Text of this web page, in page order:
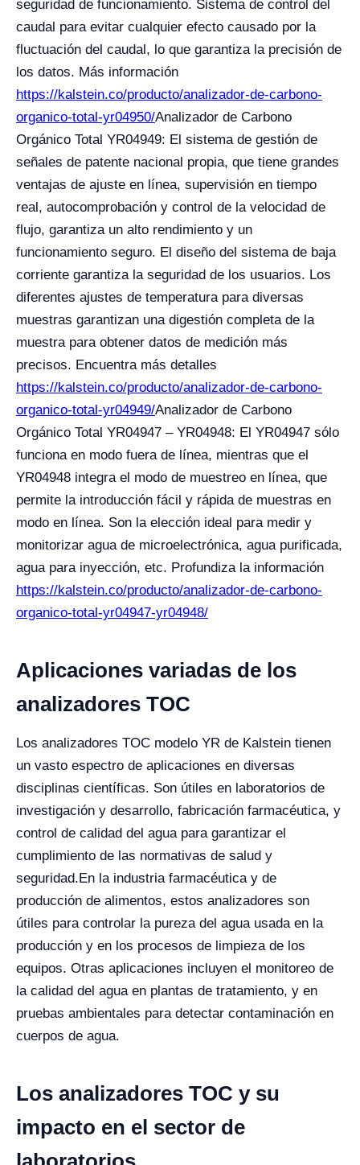
seguridad de funcionamiento. Sistema de control del
caudal para evitar cualquier efecto causado por la
fluctuación del caudal, lo que garantiza la precisión de
los datos. Más información
https://kalstein.co/producto/analizador-de-carbono-
organico-total-yr04950/Analizador de Carbono
Orgánico Total YR04949: El sistema de gestión de
señales de patente nacional propia, que tiene grandes
ventajas de ajuste en línea, supervisión en tiempo
real, autocomprobación y control de la velocidad de
flujo, garantiza un alto rendimiento y un
funcionamiento seguro. El diseño del sistema de baja
corriente garantiza la seguridad de los usuarios. Los
diferentes ajustes de temperatura para diversas
muestras garantizan una digestión completa de la
muestra para obtener datos de medición más
precisos. Encuentra más detalles
https://kalstein.co/producto/analizador-de-carbono-
organico-total-yr04949/Analizador de Carbono
Orgánico Total YR04947 – YR04948: El YR04947 sólo
funciona en modo fuera de línea, mientras que el
YR04948 integra el modo de muestreo en línea, que
permite la introducción fácil y rápida de muestras en
modo en línea. Son la elección ideal para medir y
monitorizar agua de microelectrónica, agua purificada,
agua para inyección, etc. Profundiza la información
https://kalstein.co/producto/analizador-de-carbono-
organico-total-yr04947-yr04948/
Aplicaciones variadas de los
analizadores TOC
Los analizadores TOC modelo YR de Kalstein tienen
un vasto espectro de aplicaciones en diversas
disciplinas científicas. Son útiles en laboratorios de
investigación y desarrollo, fabricación farmacéutica, y
control de calidad del agua para garantizar el
cumplimiento de las normativas de salud y
seguridad. En la industria farmacéutica y de
producción de alimentos, estos analizadores son
útiles para controlar la pureza del agua usada en la
producción y en los procesos de limpieza de los
equipos. Otras aplicaciones incluyen el monitoreo de
la calidad del agua en plantas de tratamiento, y en
pruebas ambientales para detectar contaminación en
cuerpos de agua.
Los analizadores TOC y su
impacto en el sector de